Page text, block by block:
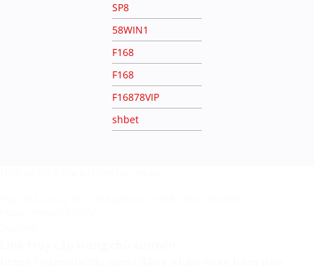
SP8
58WIN1
F168
F168
F16878VIP
shbet